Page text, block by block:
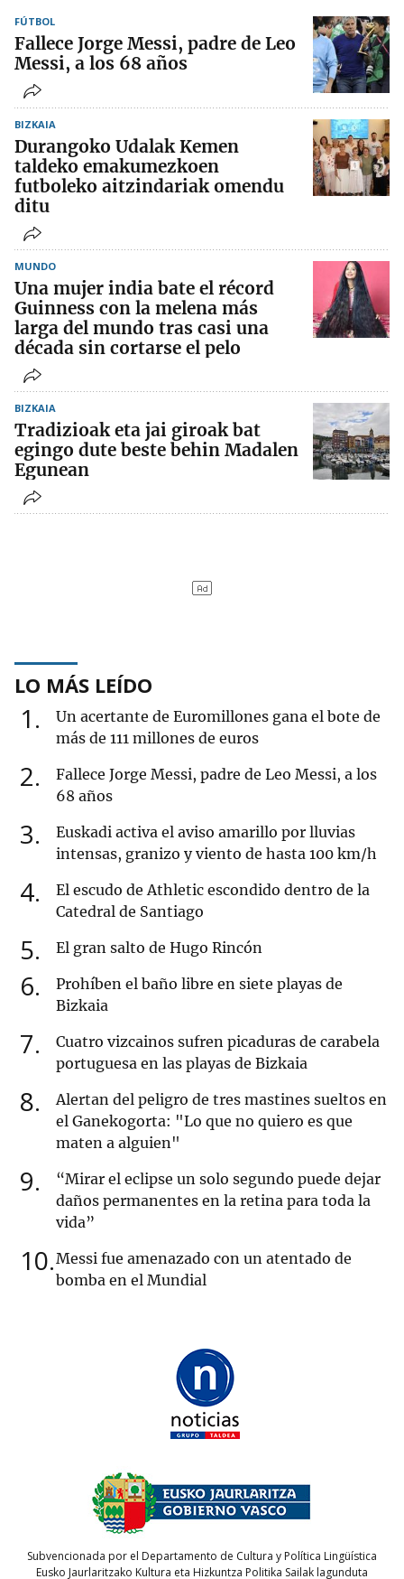
FÚTBOL
Fallece Jorge Messi, padre de Leo
Messi, a los 68 años
BIZKAIA
Durangoko Udalak Kemen
taldeko emakumezkoen
futboleko aitzindariak omendu
ditu
MUNDO
Una mujer india bate el récord
Guinness con la melena más
larga del mundo tras casi una
década sin cortarse el pelo
BIZKAIA
Tradizioak eta jai giroak bat
egingo dute beste behin Madalen
Egunean
LO MÁS LEÍDO
1
Un acertante de Euromillones gana el bote de
más de 111 millones de euros
2
Fallece Jorge Messi, padre de Leo Messi, a los
68 años
3
Euskadi activa el aviso amarillo por lluvias
intensas, granizo y viento de hasta 100 km/h
4
El escudo de Athletic escondido dentro de la
Catedral de Santiago
5 El gran salto de Hugo Rincón
6
Prohíben el baño libre en siete playas de
Bizkaia
7
Cuatro vizcainos sufren picaduras de carabela
portuguesa en las playas de Bizkaia
8
Alertan del peligro de tres mastines sueltos en
el Ganekogorta: "Lo que no quiero es que
maten a alguien"
9
“Mirar el eclipse un solo segundo puede dejar
daños permanentes en la retina para toda la
vida”
10 Messi fue amenazado con un atentado de
bomba en el Mundial
Subvencionada por el Departamento de Cultura y Política Lingüística
Eusko Jaurlaritzako Kultura eta Hizkuntza Politika Sailak lagunduta